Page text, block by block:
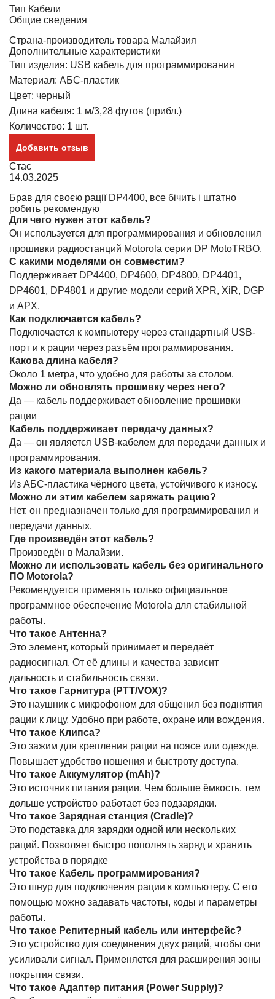
Тип Кабели
Общие сведения
Страна-производитель товара Малайзия
Дополнительные характеристики
Тип изделия: USB кабель для программирования
Материал: АБС-пластик
Цвет: черный
Длина кабеля: 1 м/3,28 футов (прибл.)
Количество: 1 шт.
Добавить отзыв
Стас
14.03.2025
Брав для своєю рації DP4400, все бічить і штатно
робить рекомендую
Для чего нужен этот кабель?
Он используется для программирования и обновления
прошивки радиостанций Motorola серии DP MotoTRBO.
С какими моделями он совместим?
Поддерживает DP4400, DP4600, DP4800, DP4401,
DP4601, DP4801 и другие модели серий XPR, XiR, DGP
и APX.
Как подключается кабель?
Подключается к компьютеру через стандартный USB-
порт и к рации через разъём программирования.
Какова длина кабеля?
Около 1 метра, что удобно для работы за столом.
Можно ли обновлять прошивку через него?
Да — кабель поддерживает обновление прошивки
рации
Кабель поддерживает передачу данных?
Да — он является USB-кабелем для передачи данных и
программирования.
Из какого материала выполнен кабель?
Из АБС-пластика чёрного цвета, устойчивого к износу.
Можно ли этим кабелем заряжать рацию?
Нет, он предназначен только для программирования и
передачи данных.
Где произведён этот кабель?
Произведён в Малайзии.
Можно ли использовать кабель без оригинального
ПО Motorola?
Рекомендуется применять только официальное
программное обеспечение Motorola для стабильной
работы.
Что такое Антенна?
Это элемент, который принимает и передаёт
радиосигнал. От её длины и качества зависит
дальность и стабильность связи.
Что такое Гарнитура (PTT/VOX)?
Это наушник с микрофоном для общения без поднятия
рации к лицу. Удобно при работе, охране или вождения.
Что такое Клипса?
Это зажим для крепления рации на поясе или одежде.
Повышает удобство ношения и быстроту доступа.
Что такое Аккумулятор (mAh)?
Это источник питания рации. Чем больше ёмкость, тем
дольше устройство работает без подзарядки.
Что такое Зарядная станция (Cradle)?
Это подставка для зарядки одной или нескольких
раций. Позволяет быстро пополнять заряд и хранить
устройства в порядке
Что такое Кабель программирования?
Это шнур для подключения рации к компьютеру. С его
помощью можно задавать частоты, коды и параметры
работы.
Что такое Репитерный кабель или интерфейс?
Это устройство для соединения двух раций, чтобы они
усиливали сигнал. Применяется для расширения зоны
покрытия связи.
Что такое Адаптер питания (Power Supply)?